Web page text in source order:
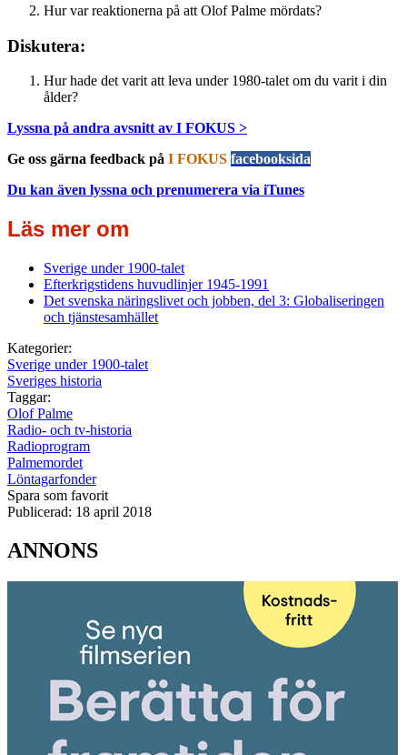
Hur var reaktionerna på att Olof Palme mördats?
Diskutera:
Hur hade det varit att leva under 1980-talet om du varit i din
ålder?
Lyssna på andra avsnitt av I FOKUS >
Ge oss gärna feedback på I FOKUS facebooksida
Du kan även lyssna och prenumerera via iTunes
Läs mer om
Sverige under 1900-talet
Efterkrigstidens huvudlinjer 1945-1991
Det svenska näringslivet och jobben, del 3: Globaliseringen
och tjänstesamhället
Kategorier:
Sverige under 1900-talet
Sveriges historia
Taggar:
Olof Palme
Radio- och tv-historia
Radioprogram
Palmemordet
Löntagarfonder
Spara som favorit
Publicerad: 18 april 2018
ANNONS